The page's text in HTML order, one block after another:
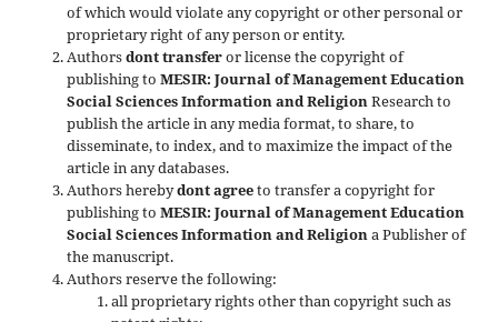
of which would violate any copyright or other personal or
proprietary right of any person or entity.
Authorsdont transferor license the copyright of
publishing to MESIR: Journal of Management Education
Social Sciences Information and ReligionResearch to
publish the article in any media format, to share, to
disseminate, to index, and to maximize the impact of the
article in any databases.
Authors herebydont agreeto transfer a copyright for
publishing to MESIR: Journal of Management Education
Social Sciences Information and Religiona Publisher of
the manuscript.
Authors reserve the following:
all proprietary rights other than copyright such as